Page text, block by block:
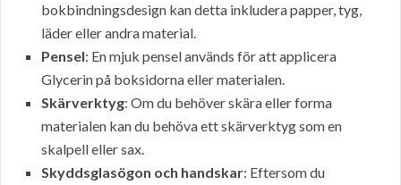
bokbindningsdesign kan detta inkludera papper, tyg,
läder eller andra material.
Pensel: En mjuk pensel används för att applicera
Glycerin på boksidorna eller materialen.
Skärverktyg: Om du behöver skära eller forma
materialen kan du behöva ett skärverktyg som en
skalpell eller sax.
Skyddsglasögon och handskar: Eftersom du